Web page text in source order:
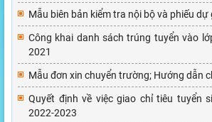
Mẫu biên bản kiểm tra nội bộ và phiếu dự
Công khai danh sách trúng tuyển vào
2021
Mẫu đơn xin chuyển trường; Hướng dẫn
Quyết định về việc giao chỉ tiêu tuyển
2022-2023